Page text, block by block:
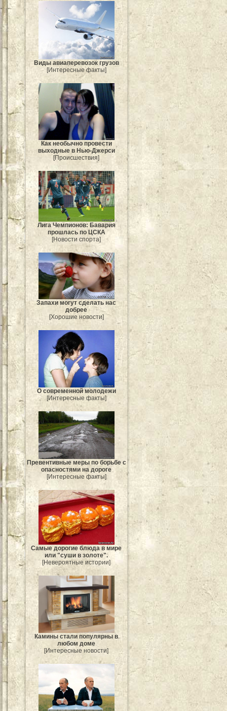
Виды авиаперевозок грузов
[Интересные факты]
Как необычно провести
выходные в Нью-Джерси
[Происшествия]
Лига Чемпионов: Бавария
прошлась по ЦСКА
[Новости спорта]
Запахи могут сделать нас
добрее
[Хорошие новости]
О современной молодежи
[Интересные факты]
Превентивные меры по борьбе с
опасностями на дороге
[Интересные факты]
Самые дорогие блюда в мире
или "суши в золоте".
[Невероятные истории]
Камины стали популярны в
любом доме
[Интересные новости]